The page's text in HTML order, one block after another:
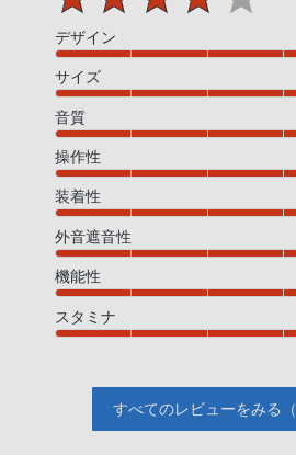
デザイン
サイズ
音質
操作性
装着性
外音遮音性
機能性
スタミナ
すべてのレビューをみる